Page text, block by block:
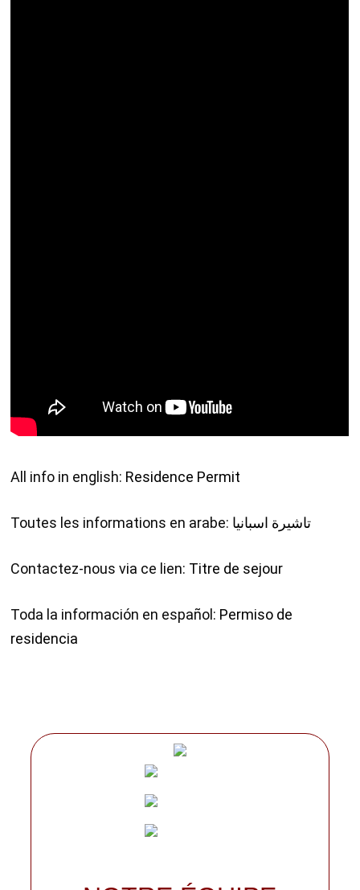
All info in english: Residence Permit
Toutes les informations en arabe: تاشيرة اسبانيا
Contactez-nous via ce lien: Titre de sejour
Toda la información en español: Permiso de
residencia